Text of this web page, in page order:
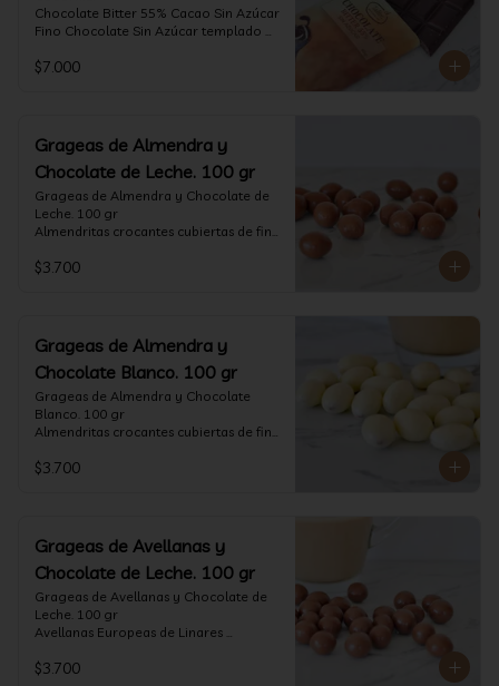
Chocolate Bitter 55% Cacao Sin Azúcar
Fino Chocolate Sin Azúcar templado
aterciopelado de frutas rojas y cacao
$7.000
Grageas de Almendra y
Chocolate de Leche. 100 gr
Grageas de Almendra y Chocolate de
Leche. 100 gr
Almendritas crocantes cubiertas de fino
Formato: Bolsa 100 gramos
$3.700
Grageas de Almendra y
Chocolate Blanco. 100 gr
Grageas de Almendra y Chocolate
Blanco. 100 gr
Almendritas crocantes cubiertas de fino
Formato: Bolsa 100 gramos
$3.700
Grageas de Avellanas y
Chocolate de Leche. 100 gr
Grageas de Avellanas y Chocolate de
Leche. 100 gr
Avellanas Europeas de Linares
de leche.
$3.700